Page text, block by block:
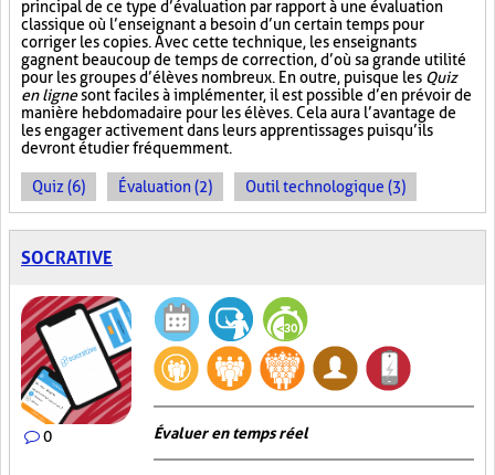
principal de ce type d’évaluation par rapport à une évaluation
classique où l’enseignant a besoin d’un certain temps pour
corriger les copies. Avec cette technique, les enseignants
gagnent beaucoup de temps de correction, d’où sa grande utilité
pour les groupes d’élèves nombreux. En outre, puisque les Quiz
en lignesont faciles à implémenter, il est possible d’en prévoir de
manière hebdomadaire pour les élèves. Cela aura l’avantage de
les engager activement dans leurs apprentissages puisqu’ils
devront étudier fréquemment.
Quiz (6) Évaluation (2) Outil technologique (3)
SOCRATIVE
0 Évaluer en temps réel